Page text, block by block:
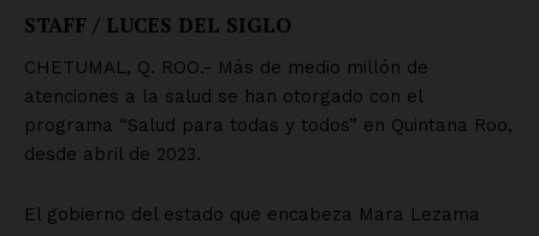
Nosotros
Contacto
Política de privacidad
Políticas del Sitio
Mi cuenta